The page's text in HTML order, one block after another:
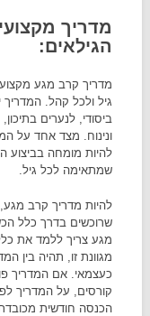
מדריך
הגילאים:
מדריך קרב מגע
גיל ולכל קהל. המדריך
ביסודי, לנערים
ונינוח. מצד אחד על
להיות מומחה בביצוע
שמתאימה לכל גיל.
להיות מדריך קרב
שרוכשים בדרך כלל
מגע צריך ללמד את
מגוונת זו, תהיה בין
כעצמאי. אם המדריך
קורסים, על המדריך
הכנסה חודשית